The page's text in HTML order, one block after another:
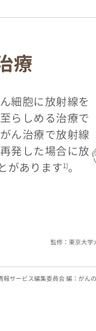
療
細胞に放射線を
らしめる治療で
ん治療で放射線
発した場合に放
があります1)。
監修：東京大
報サービス編集委員会 編：がん